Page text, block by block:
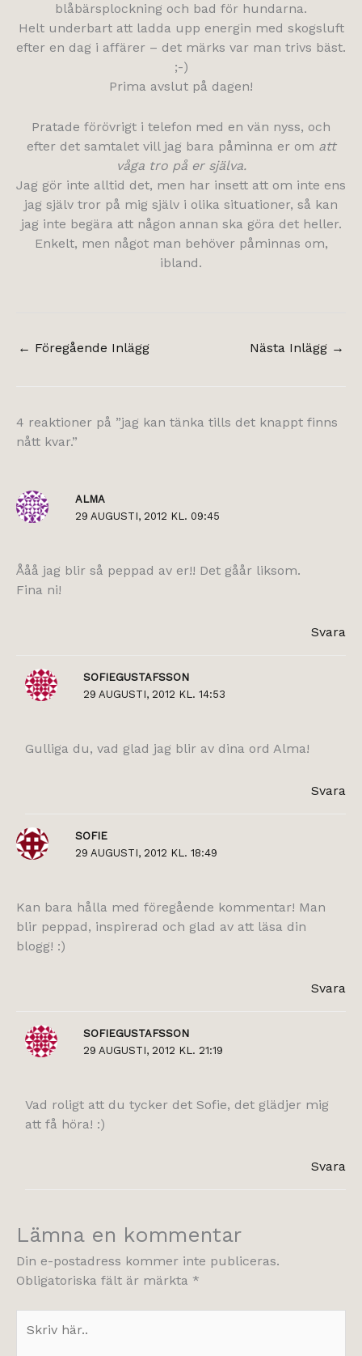
blåbärsplockning och bad för hundarna.
Helt underbart att ladda upp energin med skogsluft
efter en dag i affärer – det märks var man trivs bäst.
;-)
Prima avslut på dagen!
Pratade förövrigt i telefon med en vän nyss, och
efter det samtalet vill jag bara påminna er om att
våga tro på er själva.
Jag gör inte alltid det, men har insett att om inte ens
jag själv tror på mig själv i olika situationer, så kan
jag inte begära att någon annan ska göra det heller.
Enkelt, men något man behöver påminnas om,
ibland.
← Föregående Inlägg Nästa Inlägg →
4 reaktioner på ”jag kan tänka tills det knappt finns
nått kvar.”
ALMA
29 AUGUSTI, 2012 KL. 09:45
Ååå jag blir så peppad av er!! Det gåår liksom.
Fina ni!
Svara
SOFIEGUSTAFSSON
29 AUGUSTI, 2012 KL. 14:53
Gulliga du, vad glad jag blir av dina ord Alma!
Svara
SOFIE
29 AUGUSTI, 2012 KL. 18:49
Kan bara hålla med föregående kommentar! Man
blir peppad, inspirerad och glad av att läsa din
blogg! :)
Svara
SOFIEGUSTAFSSON
29 AUGUSTI, 2012 KL. 21:19
Vad roligt att du tycker det Sofie, det glädjer mig
att få höra! :)
Svara
Lämna en kommentar
Din e-postadress kommer inte publiceras.
Obligatoriska fält är märkta *
här..